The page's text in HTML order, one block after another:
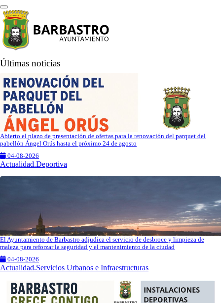
Últimas noticias
Abierto el plazo de presentación de ofertas para la renovación del parquet del
pabellón Ángel Orús hasta el próximo 24 de agosto
04-08-2026
Actualidad.Deportiva
El Ayuntamiento de Barbastro adjudica el servicio de desbroce y limpieza de
maleza para reforzar la seguridad y el mantenimiento de la ciudad
04-08-2026
Actualidad.Servicios Urbanos e Infraestructuras